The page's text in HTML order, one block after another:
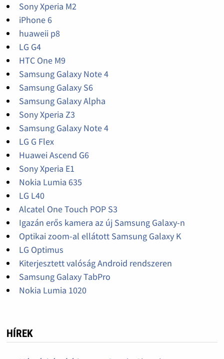
Sony Xperia M2
iPhone 6
huaweii p8
LG G4
HTC One M9
Samsung Galaxy Note 4
Samsung Galaxy S6
Samsung Galaxy Alpha
Sony Xperia Z3
Samsung Galaxy Note 4
LG G Flex
Huawei Ascend G6
Sony Xperia E1
Nokia Lumia 635
LG L40
Alcatel One Touch POP S3
Igazán erős kamera az új Samsung Galaxy-n
Optikai zoom-al ellátott Samsung Galaxy K
LG Optimus
Kiterjesztett valóság Android rendszeren
Samsung Galaxy TabPro
Nokia Lumia 1020
HÍREK